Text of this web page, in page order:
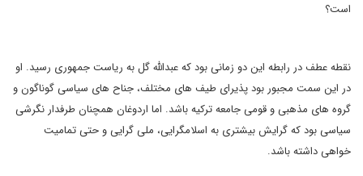
است؟
نقطه عطف در رابطه این دو زمانی بود که عبدالله گل به ریاست جمهوری رسید. او
در این سمت مجبور بود پذیرای طیف های مختلف، جناح های سیاسی گوناگون و
گروه های مذهبی و قومی جامعه ترکیه باشد. اما اردوغان همچنان طرفدار نگرشی
سیاسی بود که گرایش بیشتری به اسلامگرایی، ملی گرایی و حتی تمامیت
خواهی داشته باشد.